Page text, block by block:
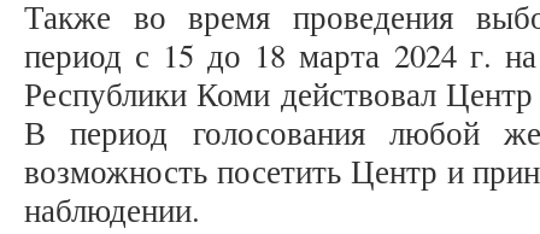
Также во время проведения
период с 15 до 18 марта 2024 г.
Республики Коми действовал
В период голосования любой
возможность посетить Центр и
наблюдении.